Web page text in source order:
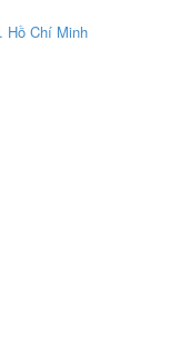
Hồ Chí Minh